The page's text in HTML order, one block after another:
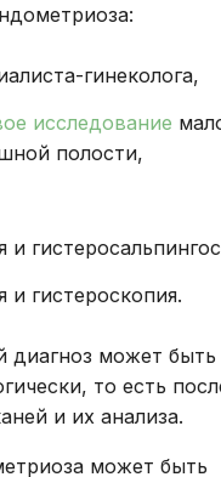
гинеколога,
исследование
полости,
и
и гистероскопия.
диагноз может быть
то есть
и их анализа.
может быть